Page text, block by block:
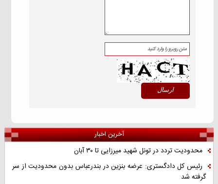
آخرین اخبار
محدودیت تردد در تونل شهید میرزایی تا ۳۰ آبان
رئیس کل دادگستری: عرضه بنزین در بندرعباس بدون محدودیت از سر
گرفته شد